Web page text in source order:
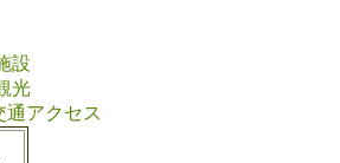
設
光
通アクセス